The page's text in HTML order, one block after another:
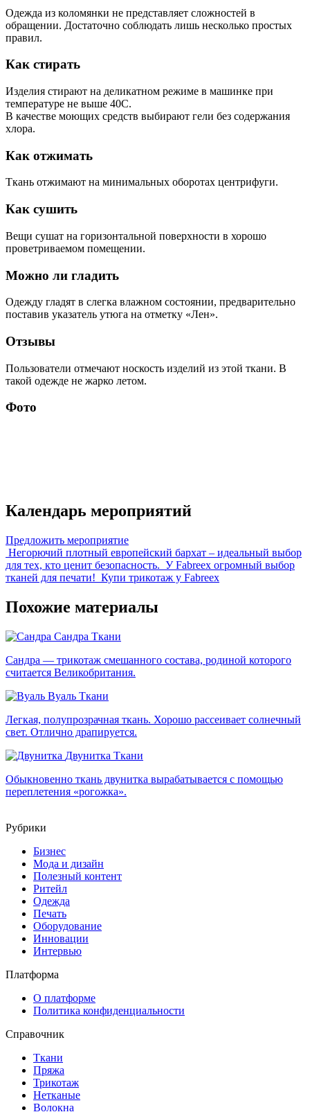
Одежда из коломянки не представляет сложностей в
обращении. Достаточно соблюдать лишь несколько простых
правил.
Как стирать
Изделия стирают на деликатном режиме в машинке при
температуре не выше 40С.
В качестве моющих средств выбирают гели без содержания
хлора.
Как отжимать
Ткань отжимают на минимальных оборотах центрифуги.
Как сушить
Вещи сушат на горизонтальной поверхности в хорошо
проветриваемом помещении.
Можно ли гладить
Одежду гладят в слегка влажном состоянии, предварительно
поставив указатель утюга на отметку «Лен».
Отзывы
Пользователи отмечают носкость изделий из этой ткани. В
такой одежде не жарко летом.
Фото
Календарь мероприятий
Предложить мероприятие
Негорючий плотный европейский бархат – идеальный выбор
для тех, кто ценит безопасность. У Fabreex огромный выбор
тканей для печати! Купи трикотаж у Fabreex
Похожие материалы
Сандра Ткани
Сандра — трикотаж смешанного состава, родиной которого
считается Великобритания.
Вуаль Ткани
Легкая, полупрозрачная ткань. Хорошо рассеивает солнечный
свет. Отлично драпируется.
Двунитка Ткани
Обыкновенно ткань двунитка вырабатывается с помощью
переплетения «рогожка».
Рубрики
Бизнес
Мода и дизайн
Полезный контент
Ритейл
Одежда
Печать
Оборудование
Инновации
Интервью
Платформа
О платформе
Политика конфиденциальности
Справочник
Ткани
Пряжа
Трикотаж
Нетканые
Волокна